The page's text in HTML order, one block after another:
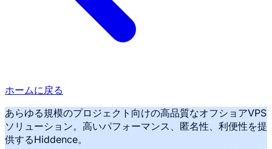
ホームに戻る
あらゆる規模のプロジェクト向けの高品質なオフショアVPS
ソリューション。高いパフォーマンス、匿名性、利便性を提
供するHiddence。